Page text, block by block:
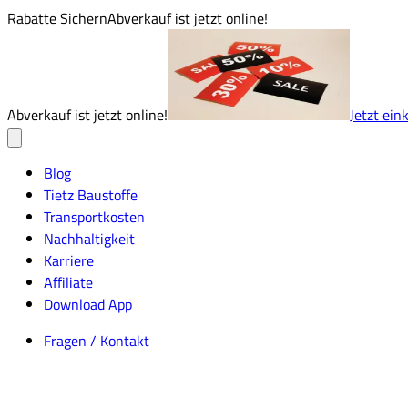
Rabatte SichernAbverkauf ist jetzt online!
Abverkauf ist jetzt online! Jetzt
Blog
Tietz Baustoffe
Transportkosten
Nachhaltigkeit
Karriere
Affiliate
Download App
Fragen / Kontakt